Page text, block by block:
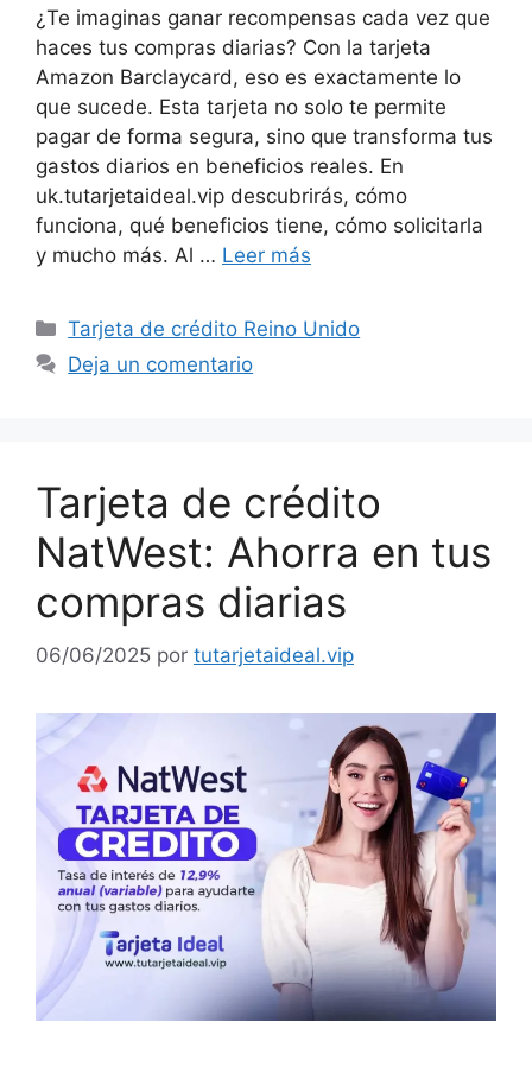
¿Te imaginas ganar recompensas cada vez que
haces tus compras diarias? Con la tarjeta
Amazon Barclaycard, eso es exactamente lo
que sucede. Esta tarjeta no solo te permite
pagar de forma segura, sino que transforma tus
gastos diarios en beneficios reales. En
uk.tutarjetaideal.vip descubrirás, cómo
funciona, qué beneficios tiene, cómo solicitarla
y mucho más. Al … Leer más
Categorías
Tarjeta de crédito Reino Unido
Deja un comentario
Tarjeta de crédito
NatWest: Ahorra en tus
compras diarias
06/06/2025 por tutarjetaideal.vip